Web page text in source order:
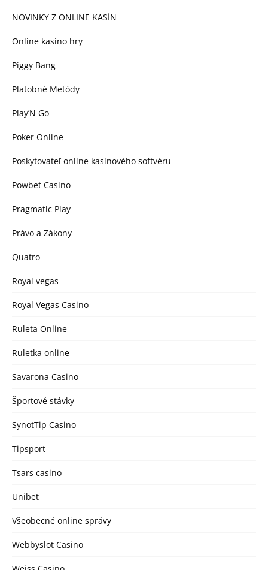
NOVINKY Z ONLINE KASÍN
Online kasíno hry
Piggy Bang
Platobné Metódy
Play’N Go
Poker Online
Poskytovateľ online kasínového softvéru
Powbet Casino
Pragmatic Play
Právo a Zákony
Quatro
Royal vegas
Royal Vegas Casino
Ruleta Online
Ruletka online
Savarona Casino
Športové stávky
SynotTip Casino
Tipsport
Tsars casino
Unibet
Všeobecné online správy
Webbyslot Casino